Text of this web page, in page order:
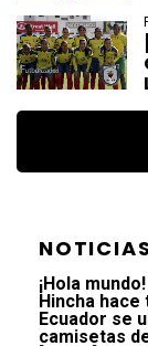
¡Hola mundo!
Hincha
Ecuador se
camisetas